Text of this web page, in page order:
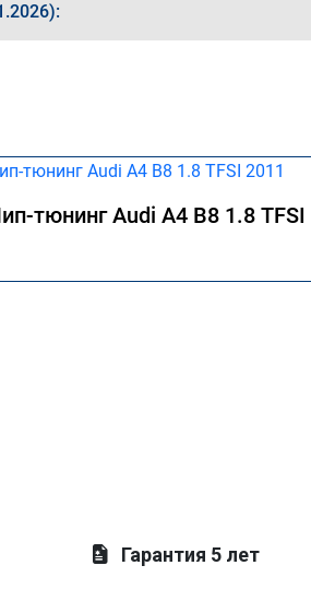
тюнинг Audi A4 B8 1.8 TFSI
Гарантия 5 лет